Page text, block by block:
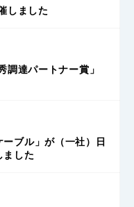
しました
調達パートナー賞」
ーブル」が（一社）日
した